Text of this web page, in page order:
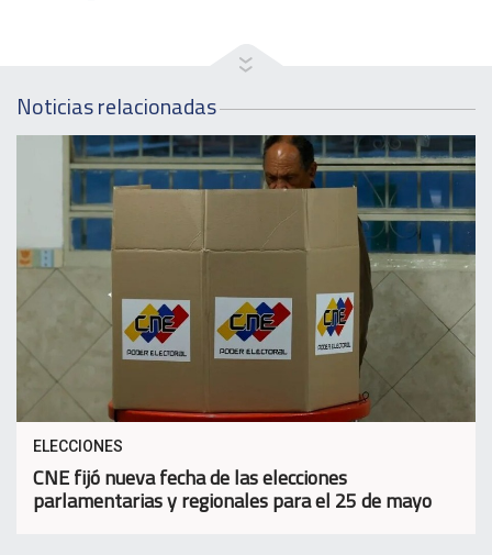
Noticias relacionadas
ELECCIONES
CNE fijó nueva fecha de las elecciones
parlamentarias y regionales para el 25 de mayo